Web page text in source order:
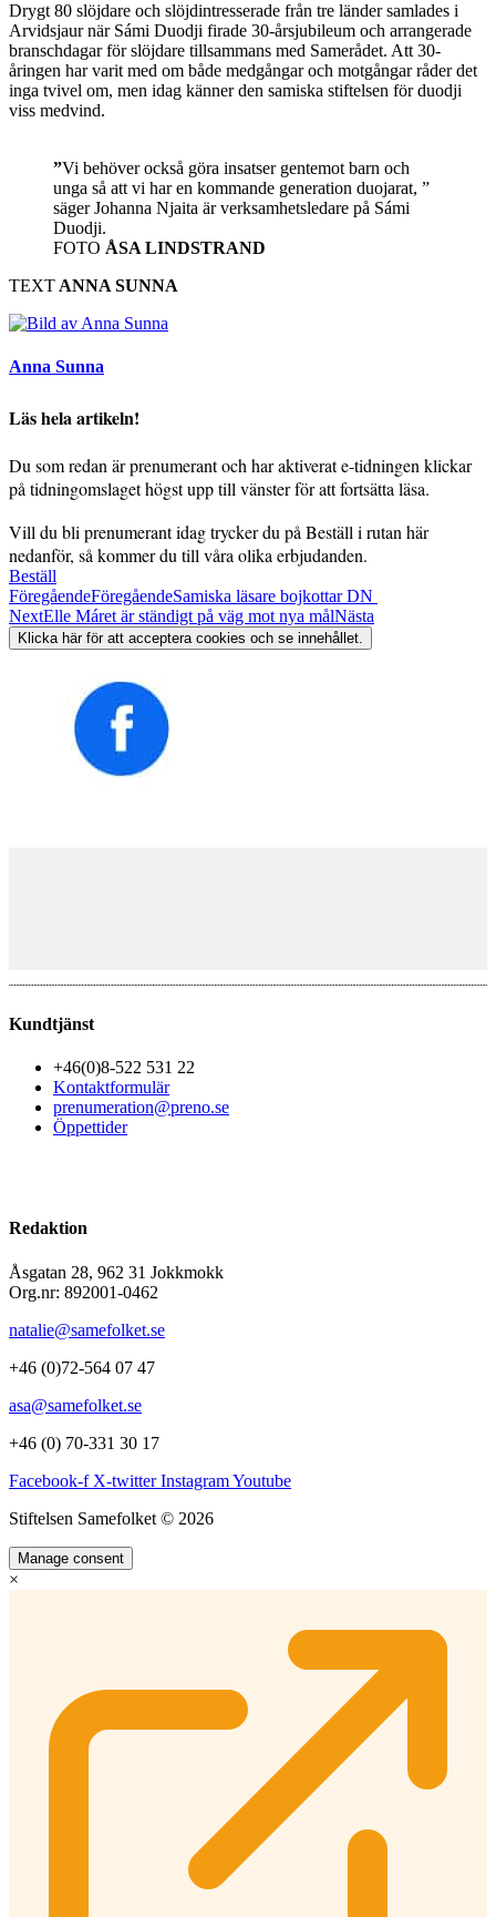
Drygt 80 slöjdare och slöjdintresserade från tre länder samlades i
Arvidsjaur när Sámi Duodji firade 30-årsjubileum och arrangerade
branschdagar för slöjdare tillsammans med Samerådet. Att 30-
åringen har varit med om både medgångar och motgångar råder det
inga tvivel om, men idag känner den samiska stiftelsen för duodji
viss medvind.
”Vi behöver också göra insatser gentemot barn och
unga så att vi har en kommande generation duojarat, ”
säger Johanna Njaita är verksamhetsledare på Sámi
Duodji.
FOTO ÅSA LINDSTRAND
TEXT ANNA SUNNA
Anna Sunna
Läs hela artikeln!
Du som redan är prenumerant och har aktiverat e-tidningen klickar
på tidningomslaget högst upp till vänster för att fortsätta läsa.
Vill du bli prenumerant idag trycker du på Beställ i rutan här
nedanför, så kommer du till våra olika erbjudanden.
Beställ
FöregåendeFöregåendeSamiska läsare bojkottar DN
NextElle Máret är ständigt på väg mot nya målNästa
Klicka här för att acceptera cookies och se innehållet.
Kundtjänst
+46(0)8-522 531 22
Kontaktformulär
prenumeration@preno.se
Öppettider
Redaktion
Åsgatan 28, 962 31 Jokkmokk
Org.nr: 892001-0462
natalie@samefolket.se
+46 (0)72-564 07 47
asa@samefolket.se
+46 (0) 70-331 30 17
Facebook-f X-twitter InstagramYoutube
Stiftelsen Samefolket © 2026
Manage consent
×